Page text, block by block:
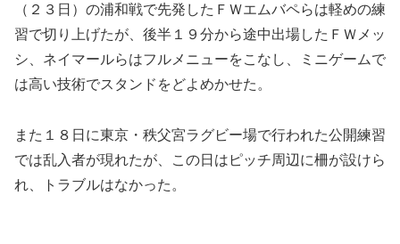
（２３日）の浦和戦で先発したＦＷエムバペらは軽めの練
習で切り上げたが、後半１９分から途中出場したＦＷメッ
シ、ネイマールらはフルメニューをこなし、ミニゲームで
は高い技術でスタンドをどよめかせた。
また１８日に東京・秩父宮ラグビー場で行われた公開練習
では乱入者が現れたが、この日はピッチ周辺に柵が設けら
れ、トラブルはなかった。